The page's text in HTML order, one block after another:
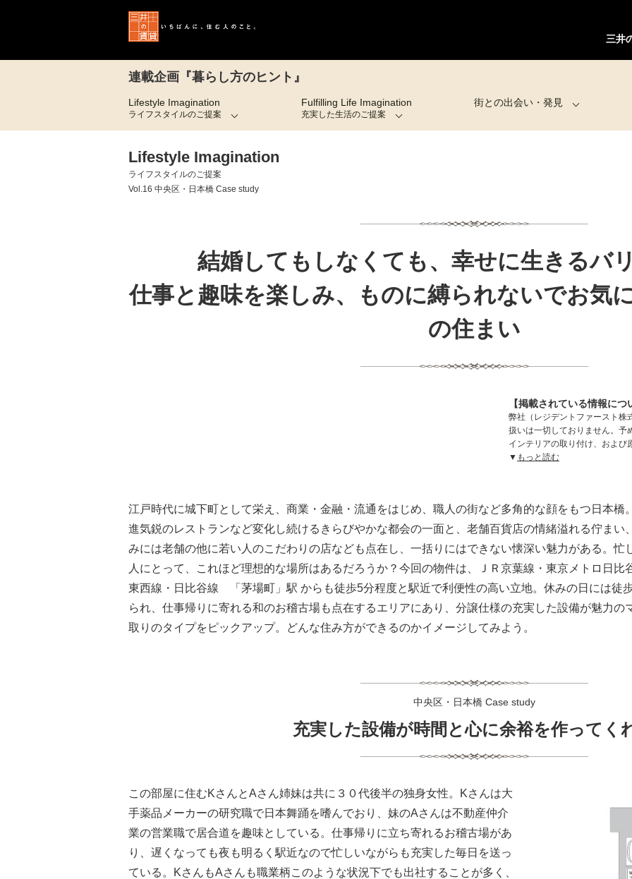
三井
連載企画『暮らし方のヒント』
Lifestyle Imagination
ライフスタイルのご提案
Fulfilling Life Imagination
充実した生活のご提案
街との出会い・発見
Lifestyle Imagination
ライフスタイルのご提案
Vol.16 中央区・日本橋 Case study
結婚してもしなくても、幸せに生きるバ
仕事と趣味を楽しみ、ものに縛られないでお気
の住まい
【掲載されている情報につ
弊社（レジデントファースト株
扱いは一切しておりません。予
インテリアの取り付け、および
▼ もっと読む
江戸時代に城下町として栄え、商業・金融・流通をはじめ、職人の街など多角的な顔をもつ日本橋
進気鋭のレストランなど変化し続けるきらびやかな都会の一面と、老舗百貨店の情緒溢れる佇まい
みには老舗の他に若い人のこだわりの店なども点在し、一括りにはできない懐深い魅力がある。忙
人にとって、これほど理想的な場所はあるだろうか？今回の物件は、ＪＲ京葉線・東京メトロ日
東西線・日比谷線 「茅場町」駅 からも徒歩5分程度と駅近で利便性の高い立地。休みの日には徒
られ、仕事帰りに寄れる和のお稽古場も点在するエリアにあり、分譲仕様の充実した設備が魅力
取りのタイプをピックアップ。どんな住み方ができるのかイメージしてみよう。
中央区・日本橋 Case study
充実した設備が時間と心に余裕を作ってく
この部屋に住むKさんとAさん姉妹は共に３０代後半の独身女性。Kさんは大
手薬品メーカーの研究職で日本舞踊を嗜んでおり、妹のAさんは不動産仲介
業の営業職で居合道を趣味としている。仕事帰りに立ち寄れるお稽古場があ
り、遅くなっても夜も明るく駅近なので忙しいながらも充実した毎日を送っ
ている。KさんもAさんも職業柄このような状況下でも出社することが多く、